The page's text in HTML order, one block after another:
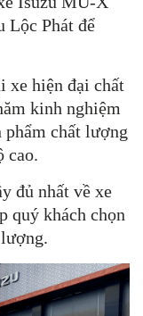
Lộc Phát để
xe hiện đại chất
kinh nghiệm
phẩm chất lượng
cao.
đủ nhất về xe
quý khách chọn